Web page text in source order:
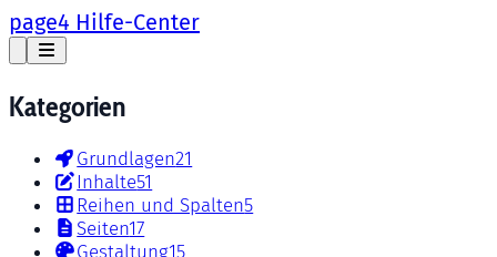
page4 Hilfe-Center
Kategorien
Grundlagen21
Inhalte51
Reihen und Spalten5
Seiten17
Gestaltung15